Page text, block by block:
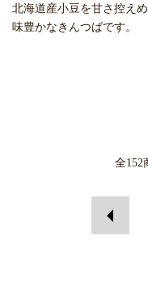
北海道産小豆を甘さ控え
味豊かなきんつばです。
全152